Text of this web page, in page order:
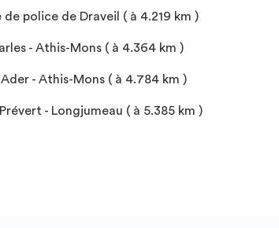
police de Draveil ( à 4.219 km )
- Athis-Mons ( à 4.364 km )
- Athis-Mons ( à 4.784 km )
- Longjumeau ( à 5.385 km )